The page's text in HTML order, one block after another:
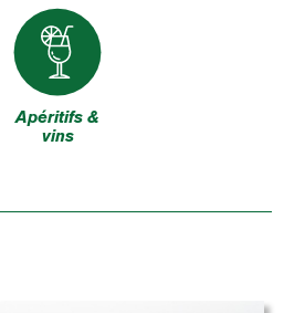
Apéritifs &
vins